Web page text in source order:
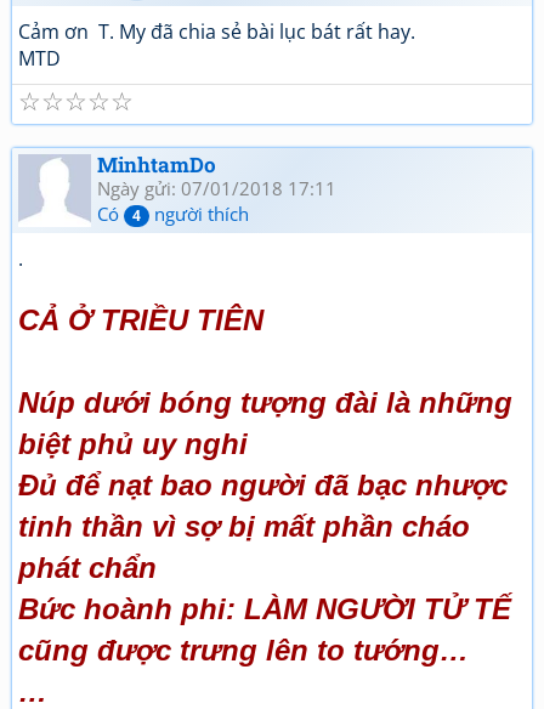
Cảm ơn T. My đã chia sẻ bài lục bát rất hay.
MTD
☆
☆
☆
☆
☆
MinhtamDo
Ngày gửi: 07/01/2018 17:11
Có
4 người thích
.
CẢ Ở TRIỀU TIÊN
Núp dưới bóng tượng đài là những
biệt phủ uy nghi
Đủ để nạt bao người đã bạc nhược
tinh thần vì sợ bị mất phần cháo
phát chẩn
Bức hoành phi: LÀM NGƯỜI TỬ TẾ
cũng được trưng lên to tướng…
…